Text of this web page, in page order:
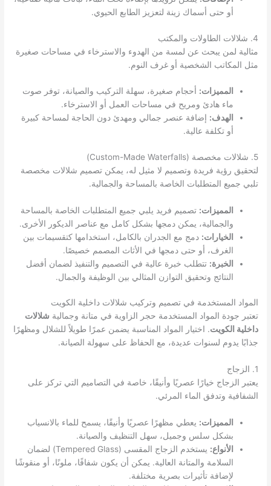
أو حتى أسماك زينة لتعزيز الطابع الحيوي.
4. شلالات الطاولات والمكتب
مثالية لمن يبحث عن لمسة من الهدوء والاسترخاء في مساحات صغيرة
مثل المكاتب الشخصية أو غرف النوم.
المميزات: أحجام صغيرة، سهلة التركيب والصيانة، توفر صوت
ماء هادئ ومريح في مساحات العمل أو الاسترخاء.
الهدف: إضافة عنصر جمالي ومهدئ دون الحاجة لمساحة كبيرة
أو تكلفة عالية.
5. شلالات مخصصة (Custom-Made Waterfalls)
لتحقيق رؤية فريدة وتصميم لا مثيل له، يمكن تصميم شلالات مخصصة
تلبي جميع المتطلبات الخاصة بالمساحة والجمالية.
المميزات: تصميم فريد يلبي جميع المتطلبات الخاصة بالمساحة
والجمالية، يمكن دمجها بشكل كامل مع عناصر الديكور الأخرى.
الخيارات: دمج مع الجدران بالكامل، استخدامها كتقسيمات بين
الغرف، أو حتى دمجها في الأثاث المصمم خصيصًا.
الخبرة: تتطلب خبرة عالية في التصميم والتنفيذ لضمان أفضل
النتائج وتحقيق التوازن المثالي بين الوظيفة والجمال.
المواد المستخدمة في تصميم وتركيب شلالات داخلية الكويت
تعتبر جودة المواد المستخدمة حجر الزاوية في متانة وجمالية شلالات
داخلية الكويت. اختيار المواد المناسبة يضمن عمرًا طويلاً للشلال ومظهرًا
جذابًا يدوم لسنوات عديدة، مع الحفاظ على سهولة الصيانة.
1. الزجاج
يعتبر الزجاج خيارًا عصريًا وأنيقًا، خاصة في التصاميم التي تركز على
الشفافية وتدفق الماء المرئي.
المميزات: يعطي مظهرًا عصريًا وأنيقًا، يسمح للماء بالانسياب
بشكل سلس وجميل، سهل التنظيف والصيانة.
الأنواع:
يستخدم الزجاج المقسى (Tempered Glass) لضمان
السلامة والمتانة العالية. يمكن أن يكون شفافًا، ملونًا، أو منقوشًا
لإضافة تأثيرات بصرية مختلفة.